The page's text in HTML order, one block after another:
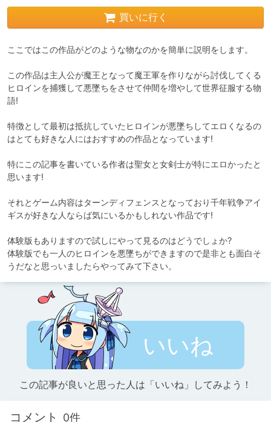
買いに行く
ここではこの作品がどのような物なのかを簡単に説明をします。
この作品は主人公が魔王となって魔王軍を作りながら討伐してくる
ヒロインを捕獲して悪墜ちをさせて仲間を増やして世界征服する物
語!
特徴として最初は抵抗していたヒロインが悪墜ちしてエロくなるの
はとても好きな人にはおすすめの作品となっています!
特にこの記事を書いている作者は聖女と女剣士が特にエロかったと
思います!
それとゲーム内容はターンディフェンスとなっており千年戦争アイ
ギスが好きな人ならば気にいるかもしれない作品です!
体験版もありますので試しにやって見るのはどうでしょか?
体験版でも一人のヒロインを悪墜ちができますので是非とも面白そ
うだなと思っいましたらやってみて下さい。
いいね
この記事が良いと思った人は「いいね」してみよう！
コメント 0件